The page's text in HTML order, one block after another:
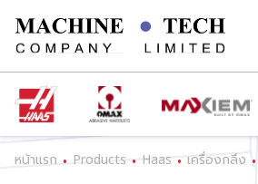
หน้าแรก • Products • Haas • เครื่องกลึง •